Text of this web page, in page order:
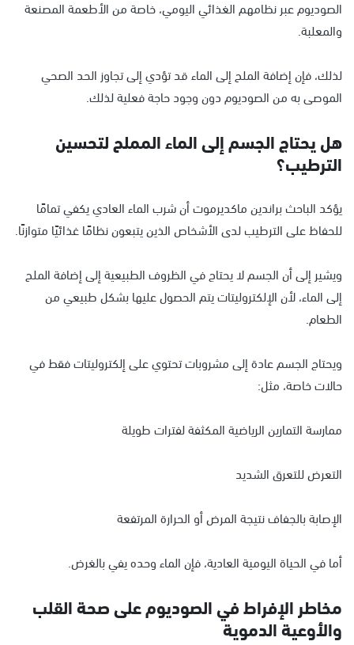
الصوديوم عبر نظامهم الغذائي اليومي، خاصة من الأطعمة المصنعة
والمعلبة.
لذلك، فإن إضافة الملح إلى الماء قد تؤدي إلى تجاوز الحد الصحي
الموصى به من الصوديوم دون وجود حاجة فعلية لذلك.
هل يحتاج الجسم إلى الماء المملح لتحسين
الترطيب؟
يؤكد الباحث براندين ماكديرموت أن شرب الماء العادي يكفي تمامًا
للحفاظ على الترطيب لدى الأشخاص الذين يتبعون نظامًا غذائيًا متوازنًا.
ويشير إلى أن الجسم لا يحتاج في الظروف الطبيعية إلى إضافة الملح
إلى الماء، لأن الإلكتروليتات يتم الحصول عليها بشكل طبيعي من
الطعام.
ويحتاج الجسم عادة إلى مشروبات تحتوي على إلكتروليتات فقط في
حالات خاصة، مثل:
ممارسة التمارين الرياضية المكثفة لفترات طويلة
التعرض للتعرق الشديد
الإصابة بالجفاف نتيجة المرض أو الحرارة المرتفعة
أما في الحياة اليومية العادية، فإن الماء وحده يفي بالغرض.
مخاطر الإفراط في الصوديوم على صحة القلب
والأوعية الدموية